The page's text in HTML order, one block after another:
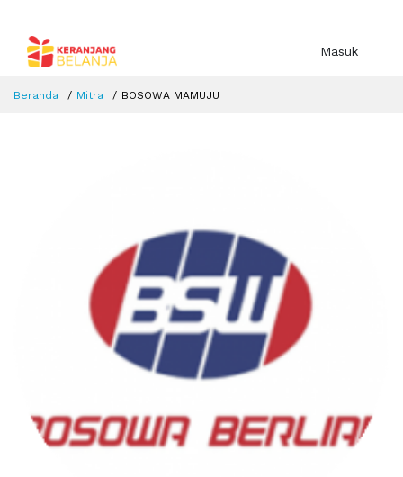
Masuk
Beranda Mitra BOSOWA MAMUJU